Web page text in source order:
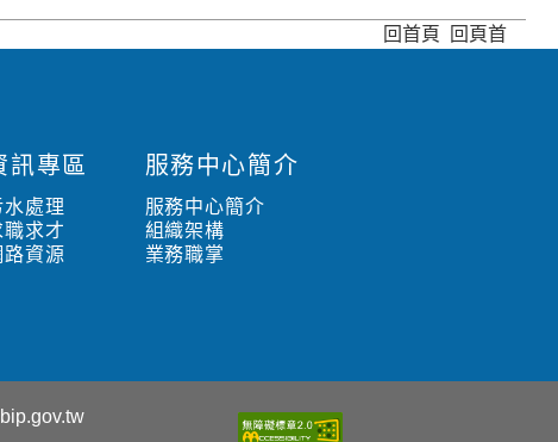
回首頁 回頁首
訊專區
水處理
職求才
路資源
服務中心簡介
服務中心簡介
組織架構
業務職掌